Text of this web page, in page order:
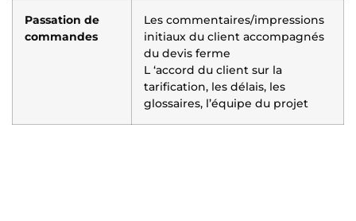
Passation de
commandes
Les commentaires/impressions
initiaux du client accompagnés
du devis ferme
L ‘accord du client sur la
tarification, les délais, les
glossaires, l’équipe du projet